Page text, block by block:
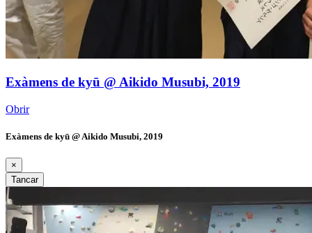
Exàmens de kyū @ Aikido Musubi, 2019
Obrir
Exàmens de kyū @ Aikido Musubi, 2019
×
Tancar